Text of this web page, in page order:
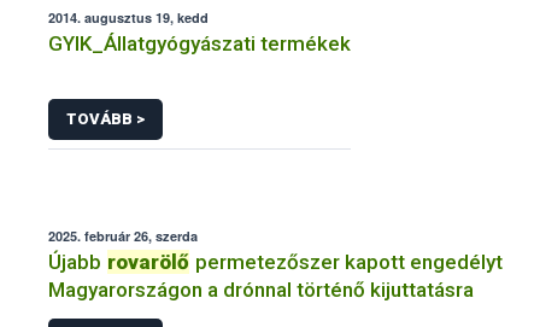
2014. augusztus 19, kedd
GYIK_Állatgyógyászati termékek
TOVÁBB >
2025. február 26, szerda
Újabb rovarölő permetezőszer kapott engedélyt
Magyarországon a drónnal történő kijuttatásra